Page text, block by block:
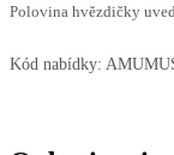
Polovina hvězdičky
Kód nabídky: